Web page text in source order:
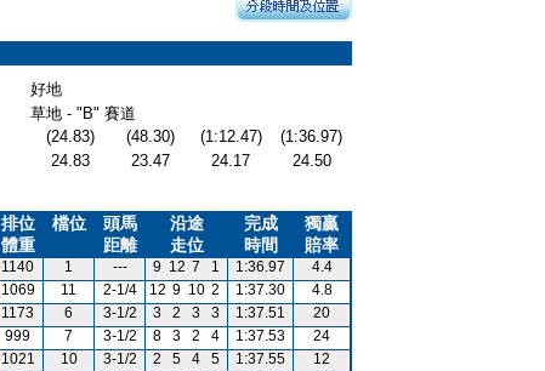
好地
草地 - "B" 賽道
(24.83) (48.30) (1:12.47)
(1:36.97)
24.83 23.47 24.17
24.50
排位
體重
檔位
頭馬
距離
沿途
走位
完成
時間
獨贏
賠率
1140 1 --- 9 12 7 1 1:36.97
4.4
1069 11 2-1/4 12 9 10 2 1:37.30
4.8
1173 6 3-1/2 3 2 3 3 1:37.51
20
999 7 3-1/2 8 3 2 4 1:37.53
24
1021 10 3-1/2 2 5 4 5 1:37.55
12